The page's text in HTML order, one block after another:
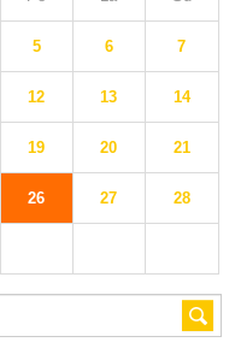
5 6 7
12 13 14
19 20 21
26 27 28